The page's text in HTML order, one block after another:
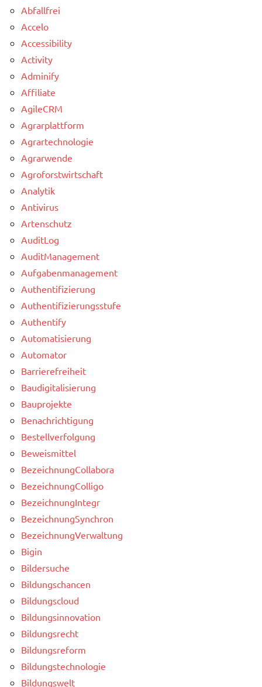
Abfallfrei
Accelo
Accessibility
Activity
Adminify
Affiliate
AgileCRM
Agrarplattform
Agrartechnologie
Agrarwende
Agroforstwirtschaft
Analytik
Antivirus
Artenschutz
AuditLog
AuditManagement
Aufgabenmanagement
Authentifizierung
Authentifizierungsstufe
Authentify
Automatisierung
Automator
Barrierefreiheit
Baudigitalisierung
Bauprojekte
Benachrichtigung
Bestellverfolgung
Beweismittel
BezeichnungCollabora
BezeichnungColligo
BezeichnungIntegr
BezeichnungSynchron
BezeichnungVerwaltung
Bigin
Bildersuche
Bildungschancen
Bildungscloud
Bildungsinnovation
Bildungsrecht
Bildungsreform
Bildungstechnologie
Bildungswelt